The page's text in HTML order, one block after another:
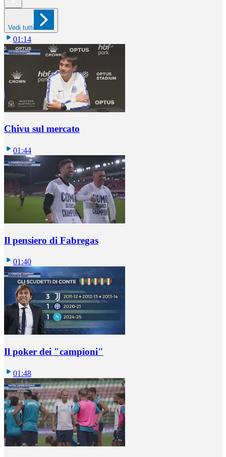
Vedi tutti
01:14
Chivu sul mercato
01:44
Il pensiero di Fabregas
01:40
Il poker dei "campioni"
01:48